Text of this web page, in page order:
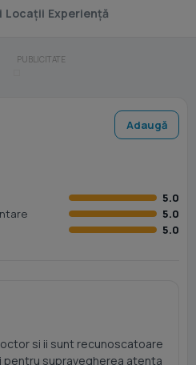
Locații Experiență
Adaugă
5.0
5.0
5.0
si ii sunt recunoscatoare
supravegherea atenta